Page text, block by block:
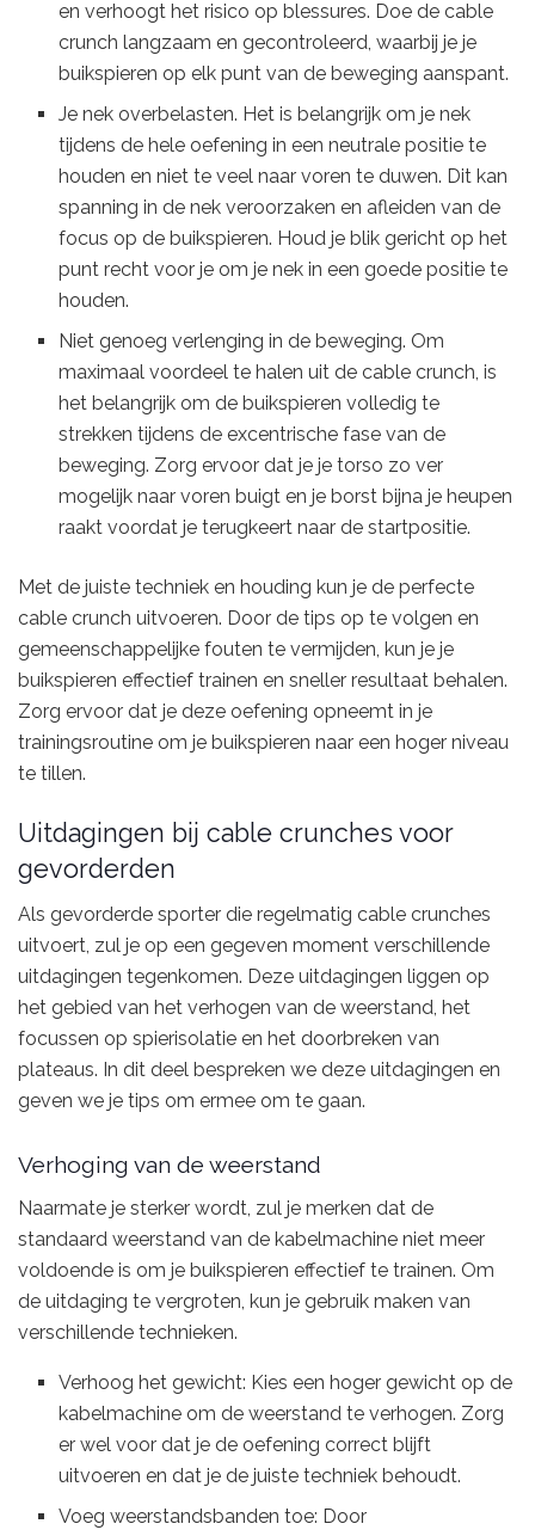
en verhoogt het risico op blessures. Doe de cable
crunch langzaam en gecontroleerd, waarbij je je
buikspieren op elk punt van de beweging aanspant.
Je nek overbelasten. Het is belangrijk om je nek
tijdens de hele oefening in een neutrale positie te
houden en niet te veel naar voren te duwen. Dit kan
spanning in de nek veroorzaken en afleiden van de
focus op de buikspieren. Houd je blik gericht op het
punt recht voor je om je nek in een goede positie te
houden.
Niet genoeg verlenging in de beweging. Om
maximaal voordeel te halen uit de cable crunch, is
het belangrijk om de buikspieren volledig te
strekken tijdens de excentrische fase van de
beweging. Zorg ervoor dat je je torso zo ver
mogelijk naar voren buigt en je borst bijna je heupen
raakt voordat je terugkeert naar de startpositie.
Met de juiste techniek en houding kun je de perfecte
cable crunch uitvoeren. Door de tips op te volgen en
gemeenschappelijke fouten te vermijden, kun je je
buikspieren effectief trainen en sneller resultaat behalen.
Zorg ervoor dat je deze oefening opneemt in je
trainingsroutine om je buikspieren naar een hoger niveau
te tillen.
Uitdagingen bij cable crunches voor
gevorderden
Als gevorderde sporter die regelmatig cable crunches
uitvoert, zul je op een gegeven moment verschillende
uitdagingen tegenkomen. Deze uitdagingen liggen op
het gebied van het verhogen van de weerstand, het
focussen op spierisolatie en het doorbreken van
plateaus. In dit deel bespreken we deze uitdagingen en
geven we je tips om ermee om te gaan.
Verhoging van de weerstand
Naarmate je sterker wordt, zul je merken dat de
standaard weerstand van de kabelmachine niet meer
voldoende is om je buikspieren effectief te trainen. Om
de uitdaging te vergroten, kun je gebruik maken van
verschillende technieken.
Verhoog het gewicht: Kies een hoger gewicht op de
kabelmachine om de weerstand te verhogen. Zorg
er wel voor dat je de oefening correct blijft
uitvoeren en dat je de juiste techniek behoudt.
Voeg weerstandsbanden toe: Door